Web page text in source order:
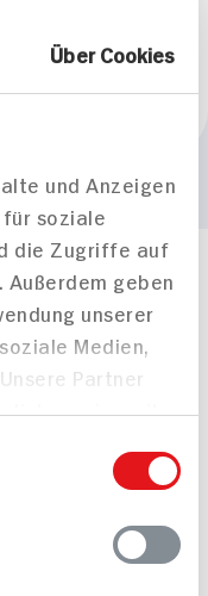
Über Cookies
und Anzeigen
soziale
die Zugriffe auf
Außerdem geben
unserer
Medien,
Partner
mit
im Rahmen